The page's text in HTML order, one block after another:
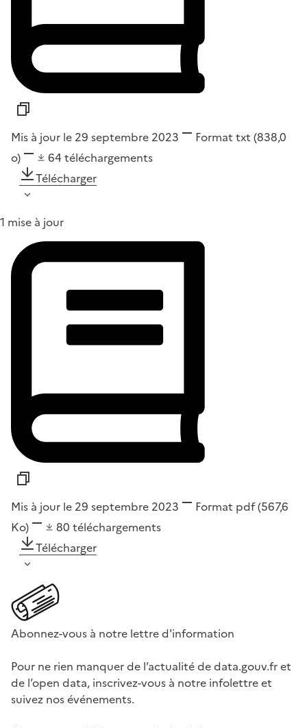
Mis à jour le 29 septembre 2023 Format txt (838,0
o)
64 téléchargements
Télécharger
1 mise à jour
Mis à jour le 29 septembre 2023 Format pdf(567,6
Ko)
80 téléchargements
Télécharger
Abonnez-vous à notre lettre d'information
Pour ne rien manquer de l’actualité de data.gouv.fr et
de l’open data, inscrivez-vous à notre infolettre et
suivez nos événements.